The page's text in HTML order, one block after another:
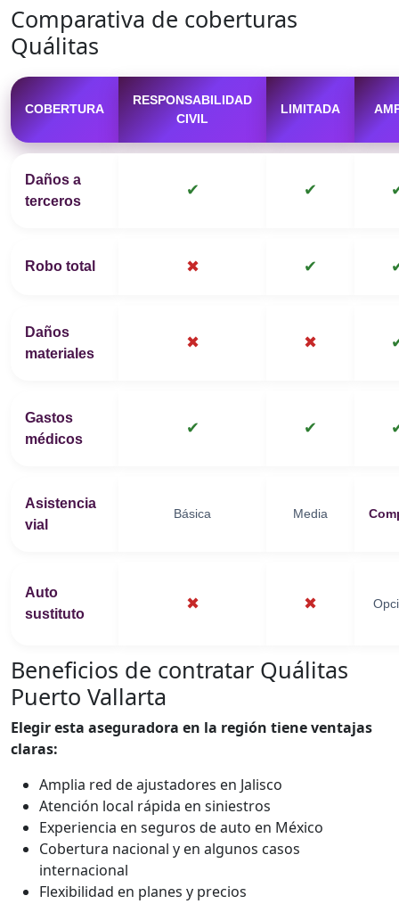
Comparativa de coberturas
Quálitas
COBERTURA
RESPONSABILIDAD
CIVIL
LIMITADA
Daños a
terceros
✔ ✔
Robo total ✖ ✔
Daños
materiales
✖ ✖
Gastos
médicos
✔ ✔
Asistencia
vial
Básica Media
Auto
sustituto
✖ ✖
Beneficios de contratar Quálitas
Puerto Vallarta
Elegir esta aseguradora en la región tiene ventajas
claras:
Amplia red de ajustadores en Jalisco
Atención local rápida en siniestros
Experiencia en seguros de auto en México
Cobertura nacional y en algunos casos
internacional
Flexibilidad en planes y precios